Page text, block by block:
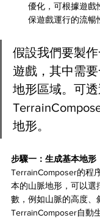
優化，可根據遊戲
保遊戲運行的流暢
假設我們要製
遊戲，其中需
地形區域。可透
地形。
步驟一：生成基本地形
TerrainComposer的程
本的山脈地形，可以選
數，例如山脈的高度、
TerrainComposer自動